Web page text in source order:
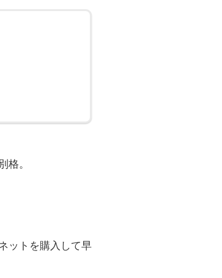
格。
ットを購入して早